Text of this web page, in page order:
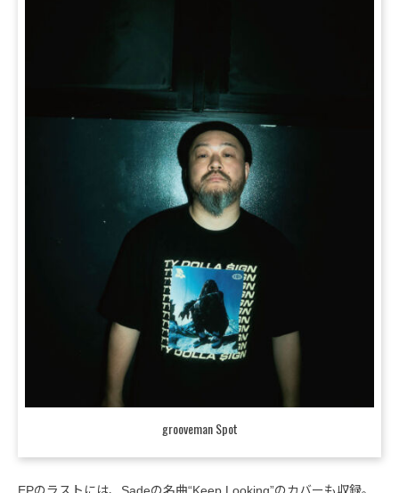
grooveman Spot
EPのラストには、Sadeの名曲“Keep Looking”のカバーも収録。